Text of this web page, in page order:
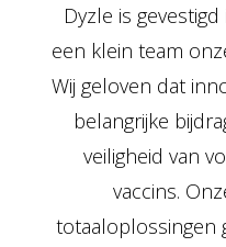
Dyzle is
een klein team
Wij geloven dat
belangrijke
veiligheid van
vaccins.
totaaloplossingen